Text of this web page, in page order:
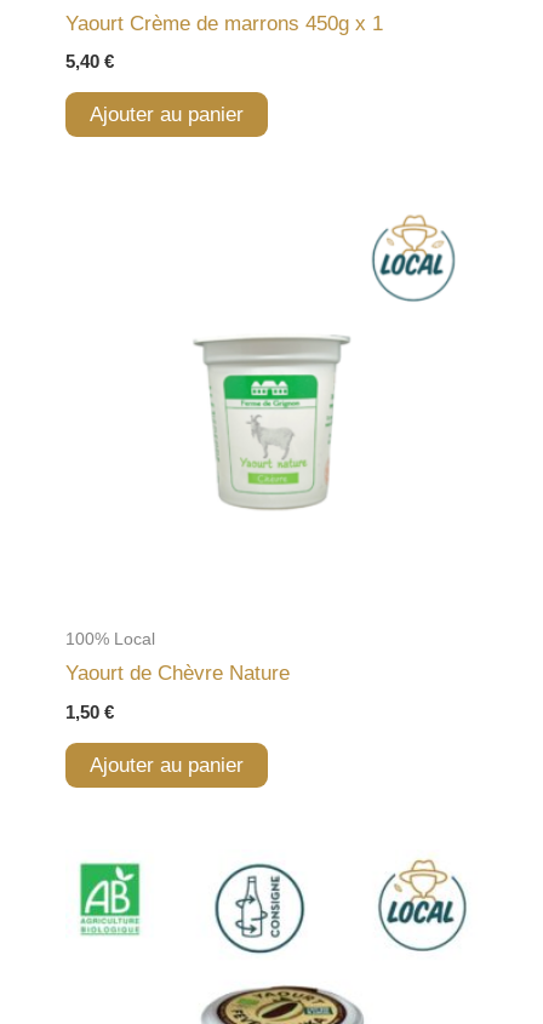
Yaourt Crème de marrons 450g x 1
5,40 €
Ajouter au panier
100% Local
Yaourt de Chèvre Nature
1,50 €
Ajouter au panier